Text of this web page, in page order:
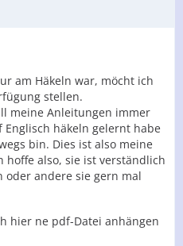
am Häkeln war, möcht ich
stellen.
meine Anleitungen immer
häkeln gelernt habe
bin. Dies ist also meine
hoffe also, sie ist verständlich
oder andere sie gern mal
hier ne pdf-Datei anhängen